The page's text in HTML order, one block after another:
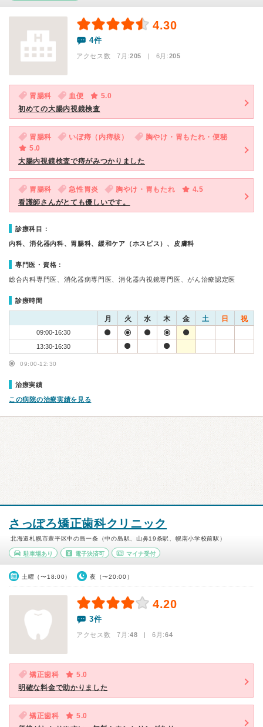
4.30
4件
アクセス数 7月:205 | 6月:205
胃腸科 血便
5.0
初めての大腸内視鏡検査
胃腸科 いぼ痔（内痔核）
胸やけ・胃もたれ・便秘
5.0
大腸内視鏡検査で痔がみつかりました
胃腸科 急性胃炎 胸やけ・胃もたれ
4.5
看護師さんがとても優しいです。
診療科目：
内科、消化器内科、胃腸科、緩和ケア（ホスピス）、皮膚科
専門医・資格：
総合内科専門医、消化器病専門医、消化器内視鏡専門医、がん治療認定医
診療時間
月 火 水 木 金 土 日 祝
09:00-16:30
13:30-16:30
09:00-12:30
治療実績
この病院の治療実績を見る
さっぽろ矯正歯科クリニック
北海道札幌市豊平区中の島一条（中の島駅、山鼻19条駅、幌南小学校前駅）
駐車場あり 電子決済可 マイナ受付
土曜（〜18:00） 夜（〜20:00）
4.20
3件
アクセス数 7月:48 | 6月:64
矯正歯科
5.0
明確な料金で助かりました
矯正歯科
5.0